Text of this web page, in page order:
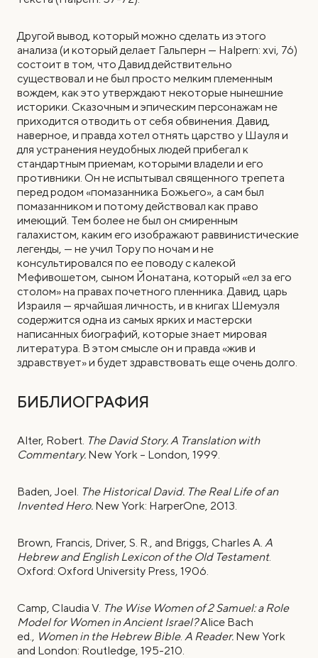
Другой вывод, который можно сделать из этого
анализа (и который делает Гальперн — Halpern: xvi, 76)
состоит в том, что Давид действительно
существовал и не был просто мелким племенным
вождем, как это утверждают некоторые нынешние
историки. Сказочным и эпическим персонажам не
приходится отводить от себя обвинения. Давид,
наверное, и правда хотел отнять царство у Шауля и
для устранения неудобных людей прибегал к
стандартным приемам, которыми владели и его
противники. Он не испытывал священного трепета
перед родом «помазанника Божьего», а сам был
помазанником и потому действовал как право
имеющий. Тем более не был он смиренным
галахистом, каким его изображают раввинистические
легенды, — не учил Тору по ночам и не
консультировался по ее поводу с калекой
Мефивошетом, сыном Йонатана, который «ел за его
столом» на правах почетного пленника. Давид, царь
Израиля — ярчайшая личность, и в книгах Шемуэля
содержится одна из самых ярких и мастерски
написанных биографий, которые знает мировая
литература. В этом смысле он и правда «жив и
здравствует» и будет здравствовать еще очень долго.
БИБЛИОГРАФИЯ
Alter, Robert. The David Story. A Translation with
Commentary. New York – London, 1999.
Baden, Joel. The Historical David. The Real Life of an
Invented Hero. New York: HarperOne, 2013.
Brown, Francis, Driver, S. R., and Briggs, Charles A. A
Hebrew and English Lexicon of the Old Testament.
Oxford: Oxford University Press, 1906.
Camp, Claudia V. The Wise Women of 2 Samuel: a Role
Model for Women in Ancient Israel?Alice Bach
ed., Women in the Hebrew Bible. A Reader. New York
and London: Routledgе, 195-210.